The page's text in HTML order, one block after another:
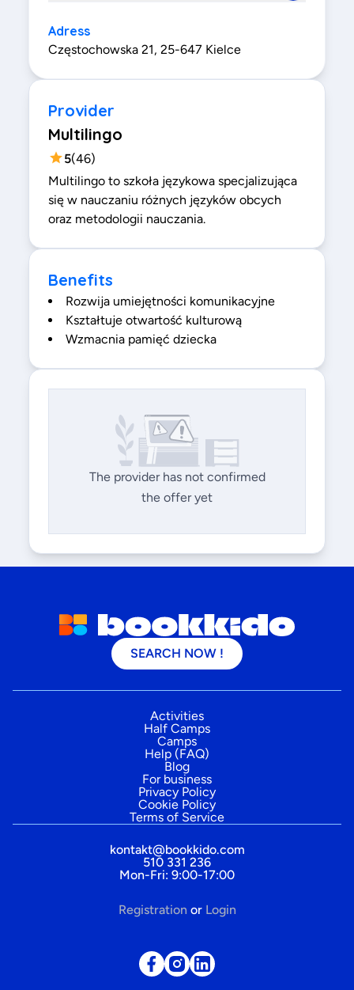
Adress
Częstochowska 21, 25-647 Kielce
Provider
Multilingo
5(46)
Multilingo to szkoła językowa specjalizująca
się w nauczaniu różnych języków obcych
oraz metodologii nauczania.
Benefits
Rozwija umiejętności komunikacyjne
Kształtuje otwartość kulturową
Wzmacnia pamięć dziecka
The provider has not confirmed
the offer yet
SEARCH NOW !
Activities
Half Camps
Camps
Help (FAQ)
Blog
For business
Privacy Policy
Cookie Policy
Terms of Service
kontakt@bookkido.com
510 331 236
Mon-Fri: 9:00-17:00
Registration or Login